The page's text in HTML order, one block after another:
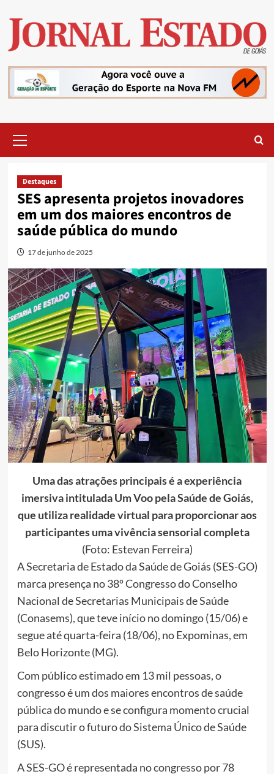
content
Menu
Destaques
SES apresenta projetos inovadores
em um dos maiores encontros de
saúde pública do mundo
17 de junho de 2025
Uma das atrações principais é a experiência
imersiva intitulada Um Voo pela Saúde de Goiás,
que utiliza realidade virtual para proporcionar aos
participantes uma vivência sensorial completa
(Foto: Estevan Ferreira)
A Secretaria de Estado da Saúde de Goiás (SES-GO)
marca presença no 38º Congresso do Conselho
Nacional de Secretarias Municipais de Saúde
(Conasems), que teve início no domingo (15/06) e
segue até quarta-feira (18/06), no Expominas, em
Belo Horizonte (MG).
Com público estimado em 13 mil pessoas, o
congresso é um dos maiores encontros de saúde
pública do mundo e se configura momento crucial
para discutir o futuro do Sistema Único de Saúde
(SUS).
A SES-GO é representada no congresso por 78